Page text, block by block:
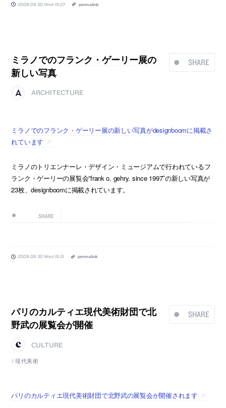
2009.09.30 Wed 19:27 permalink
SHARE
ミラノでのフランク・ゲーリー展の
新しい写真
ARCHITECTURE
ミラノでのフランク・ゲーリー展の新しい写真がdesignboomに掲載さ
れています
ミラノのトリエンナーレ・デザイン・ミュージアムで行われているフ
ランク・ゲーリーの展覧会”frank o. gehry. since 1997″の新しい写真が
23枚、designboomに掲載されています。
SHARE
2009.09.30 Wed 19:21 permalink
SHARE
パリのカルティエ現代美術財団で北
野武の展覧会が開催
CULTURE
現代美術
パリのカルティエ現代美術財団で北野武の展覧会が開催されます